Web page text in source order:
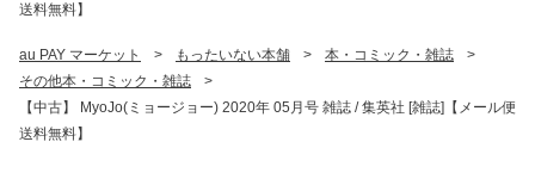
送料無料】
au PAY マーケット > もったいない本舗 > 本・コミック・雑誌
>
その他本・コミック・雑誌
>
【中古】 MyoJo(ミョージョー) 2020年 05月号 雑誌 / 集英社 [雑誌]【メール便
送料無料】